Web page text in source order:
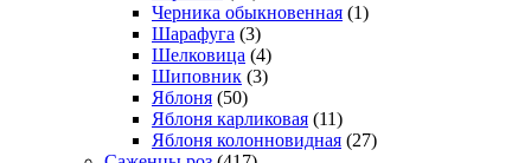
Черника обыкновенная (1)
Шарафуга (3)
Шелковица (4)
Шиповник (3)
Яблоня (50)
Яблоня карликовая (11)
Яблоня колонновидная (27)